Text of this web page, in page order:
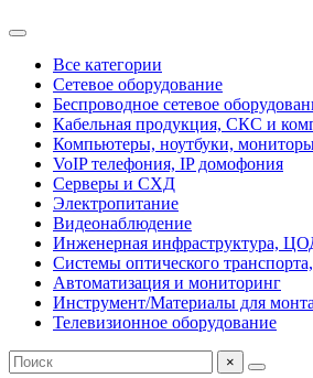
Все категории
Сетевое оборудование
Беспроводное сетевое
Кабельная продукция, СКС и
Компьютеры, ноутбуки,
VoIP телефония, IP домофония
Серверы и СХД
Электропитание
Видеонаблюдение
Инженерная инфраструктура,
Системы оптического
Автоматизация и мониторинг
Инструмент/Материалы для
Телевизионное оборудование
×